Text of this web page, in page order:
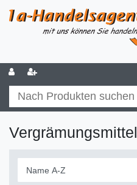
Vergrämungsmittel